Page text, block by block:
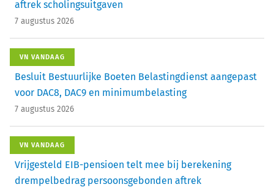
aftrek scholingsuitgaven
7 augustus 2026
VN VANDAAG
Besluit Bestuurlijke Boeten Belastingdienst aangepast
voor DAC8, DAC9 en minimumbelasting
7 augustus 2026
VN VANDAAG
Vrijgesteld EIB-pensioen telt mee bij berekening
drempelbedrag persoonsgebonden aftrek